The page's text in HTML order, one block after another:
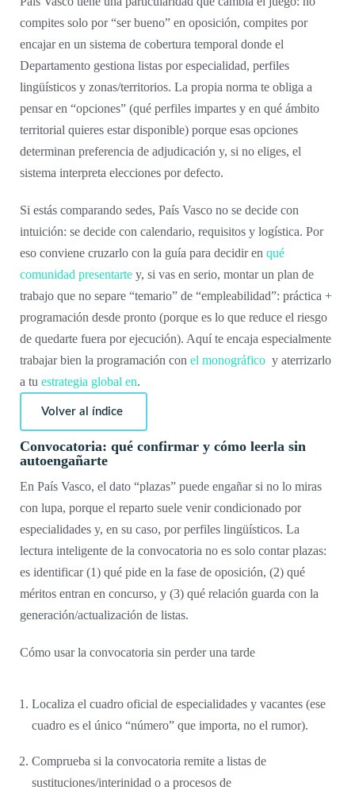
compites solo por “ser bueno” en oposición, compites por
encajar en un sistema de cobertura temporal donde el
Departamento gestiona listas por especialidad, perfiles
lingüísticos y zonas/territorios. La propia norma te obliga a
pensar en “opciones” (qué perfiles impartes y en qué ámbito
territorial quieres estar disponible) porque esas opciones
determinan preferencia de adjudicación y, si no eliges, el
sistema interpreta elecciones por defecto.
Si estás comparando sedes, País Vasco no se decide con
intuición: se decide con calendario, requisitos y logística. Por
eso conviene cruzarlo con la guía para decidir en qué
comunidad presentarte y, si vas en serio, montar un plan de
trabajo que no separe “temario” de “empleabilidad”: práctica +
programación desde pronto (porque es lo que reduce el riesgo
de quedarte fuera por ejecución). Aquí te encaja especialmente
trabajar bien la programación con el monográfico y aterrizarlo
a tu estrategia global en.
Volver al índice
Convocatoria: qué confirmar y cómo leerla sin
autoengañarte
En País Vasco, el dato “plazas” puede engañar si no lo miras
con lupa, porque el reparto suele venir condicionado por
especialidades y, en su caso, por perfiles lingüísticos. La
lectura inteligente de la convocatoria no es solo contar plazas:
es identificar (1) qué pide en la fase de oposición, (2) qué
méritos entran en concurso, y (3) qué relación guarda con la
generación/actualización de listas.
Cómo usar la convocatoria sin perder una tarde
Localiza el cuadro oficial de especialidades y vacantes (ese
cuadro es el único “número” que importa, no el rumor).
Comprueba si la convocatoria remite a listas de
sustituciones/interinidad o a procesos de